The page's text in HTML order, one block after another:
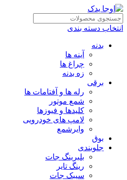
انتخاب دسته بندی
بدنه
آینه ها
چراغ ها
زه بدنه
برقی
رله ها و آفتامات ها
شمع موتور
کلیدها و فیوزها
لامپ های خودرویی
وایرشمع
بوق
جلوبندی
بلبرینگ جات
رینگ تایر
سیبک جات